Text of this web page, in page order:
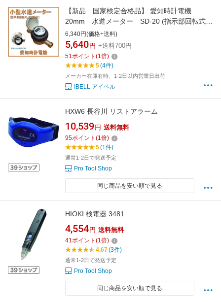
【新品 国家検定合格品】 愛知時計電機
20mm 水道メーター SD-20 (指示部回転式
パッキン2枚付 JIS適合品 上水ネジ）
6,340円(価格+送料)
5,640 円 +送料700円
51ポイント (1倍)
5(4件)
メーカー在庫有時、1-2日以内営業日出荷
IBELL アイベル
HXW6 長谷川 リストアラーム
10,539 円 送料無料
95ポイント (1倍)
5(1件)
通常1-2日で発送予定
Pro Tool Shop
同じ商品を安い順で見る
HIOKI 検電器 3481
4,554 円 送料無料
41ポイント (1倍)
4.67(3件)
通常1-2日で発送予定
Pro Tool Shop
同じ商品を安い順で見る